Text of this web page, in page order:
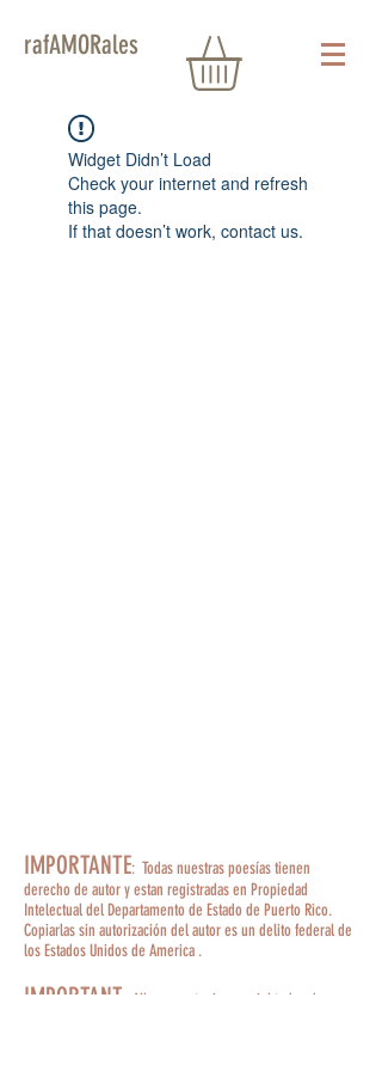
rafAMORales
Widget Didn’t Load
Check your internet and refresh
this page.
If that doesn’t work, contact us.
IMPORTANTE: Todas nuestras poesías tienen
derecho de autor y estan registradas en Propiedad
Intelectual del Departamento de Estado de Puerto Rico.
Copiarlas sin autorización del autor es un delito federal de
los Estados Unidos de America .
IMPORTANT
All our poetry is copyrighted and